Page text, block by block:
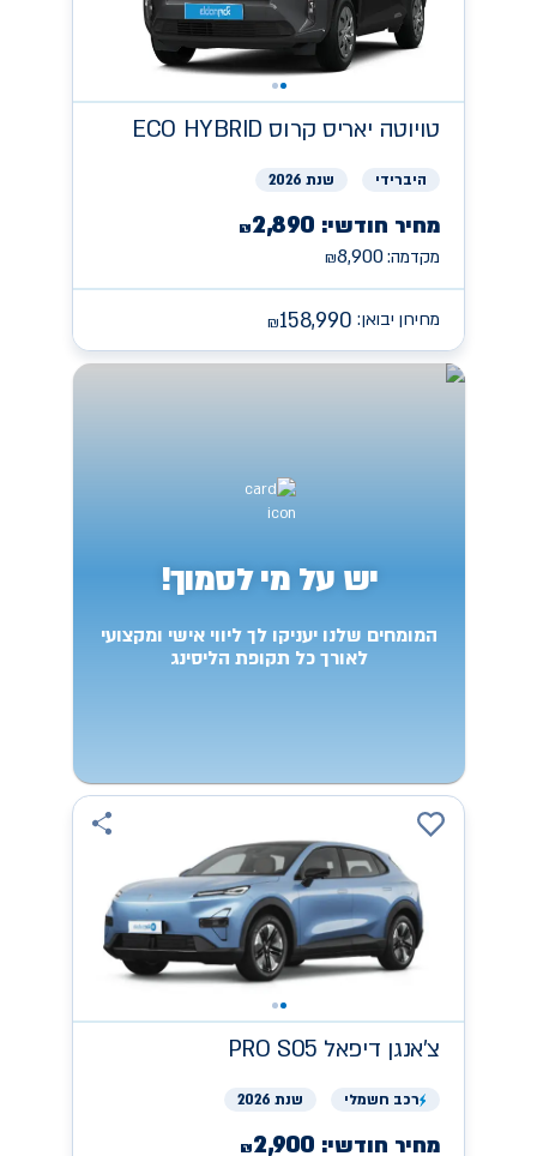
טויוטה יאריס קרוס ECO HYBRID
היברידי שנת 2026
מחיר חודשי: ₪2,890
מקדמה: ₪8,900
מחירון יבואן: ₪158,990
יש על מי לסמוך!
המומחים שלנו יעניקו לך ליווי אישי ומקצועי
לאורך כל תקופת הליסינג
צ'אנגן PRO S05 דיפאל
רכב חשמלי שנת 2026
מחיר חודשי: ₪2,900